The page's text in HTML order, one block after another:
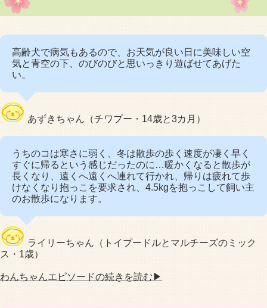
高齢犬で病気もあるので、お天気が良い日に美味しい空
気と青空の下、のびのびと思いっきり遊ばせてあげた
い。
あずきちゃん（チワプー・14歳と3カ月）
うちのコは寒さに弱く、冬は散歩の歩く速度が凄く早く
すぐに帰るという感じだったのに…暖かくなると散歩が
長くなり、遠くへ遠くへ連れて行かれ、帰りは疲れて歩
けなくなり抱っこを要求され、4.5kgを抱っこして飼い主
のお散歩になります。
ライリーちゃん（トイプードルとマルチーズのミック
ス・1歳）
わんちゃんエピソードの続きを読む▶